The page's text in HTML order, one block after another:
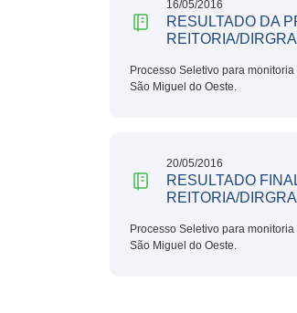
16/05/2016
RESULTADO DA
REITORIA/
Processo Seletivo para
São Miguel do Oeste.
20/05/2016
RESULTADO
REITORIA/
Processo Seletivo para
São Miguel do Oeste.